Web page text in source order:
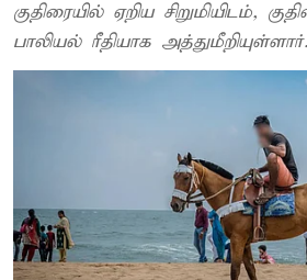
குதிரையில் ஏறிய சிறுமியிடம்,
பாலியல் ரீதியாக அத்துமீறியுள்ளார்.